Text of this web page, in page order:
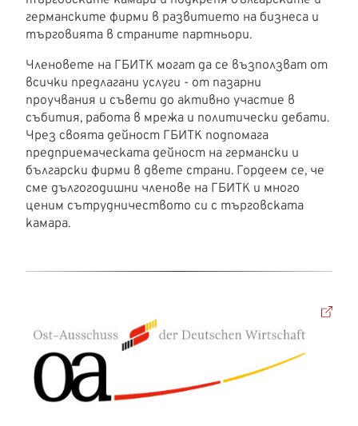
германските фирми в развитието на бизнеса и
търговията в страните партньори.
Членовете на ГБИТК могат да се възползват от
всички предлагани услуги - от пазарни
проучвания и съвети до активно участие в
събития, работа в мрежа и политически дебати.
Чрез своята дейност ГБИТК подпомага
предприемаческата дейност на германски и
български фирми в двете страни. Гордеем се, че
сме дългогодишни членове на ГБИТК и много
ценим сътрудничеството си с търговската
камара.